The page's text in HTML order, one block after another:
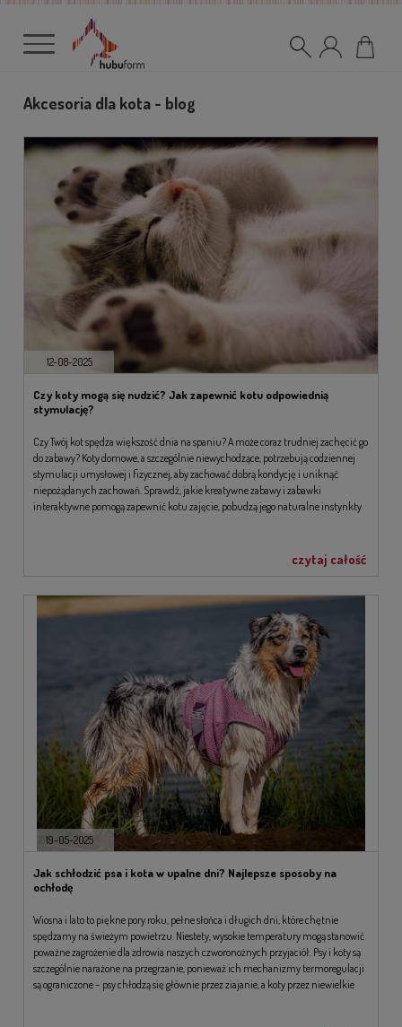
Akcesoria dla kota - blog
12-08-2025
Czy koty mogą się nudzić? Jak zapewnić kotu odpowiednią
stymulację?
Czy Twój kot spędza większość dnia na spaniu? A może coraz trudniej zachęcić go
do zabawy? Koty domowe, a szczególnie niewychodzące, potrzebują codziennej
stymulacji umysłowej i fizycznej, aby zachować dobrą kondycję i uniknąć
niepożądanych zachowań. Sprawdź, jakie kreatywne zabawy i zabawki
interaktywne pomogą zapewnić kotu zajęcie, pobudzą jego naturalne instynkty
czytaj całość
19-05-2025
Jak schłodzić psa i kota w upalne dni? Najlepsze sposoby na
ochłodę
Wiosna i lato to piękne pory roku, pełne słońca i długich dni, które chętnie
spędzamy na świeżym powietrzu. Niestety, wysokie temperatury mogą stanowić
poważne zagrożenie dla zdrowia naszych czworonożnych przyjaciół. Psy i koty są
szczególnie narażone na przegrzanie, ponieważ ich mechanizmy termoregulacji
są ograniczone – psy chłodzą się głównie przez ziajanie, a koty przez niewielkie